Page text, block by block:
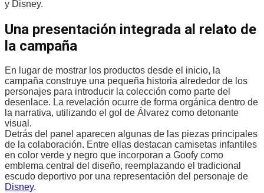
y Disney.
Una presentación integrada al relato de
la campaña
En lugar de mostrar los productos desde el inicio, la
campaña construye una pequeña historia alrededor de los
personajes para introducir la colección como parte del
desenlace. La revelación ocurre de forma orgánica dentro de
la narrativa, utilizando el gol de Álvarez como detonante
visual.
Detrás del panel aparecen algunas de las piezas principales
de la colaboración. Entre ellas destacan camisetas infantiles
en color verde y negro que incorporan a Goofy como
emblema central del diseño, reemplazando el tradicional
escudo deportivo por una representación del personaje de
Disney.